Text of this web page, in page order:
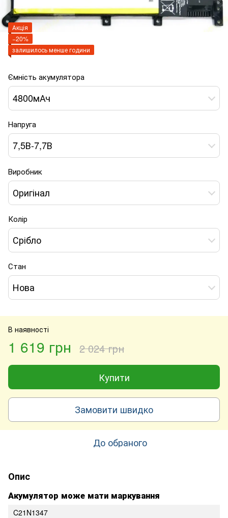
Акція
−20%
залишилось менше години
Ємність акумулятора
4800мАч
Напруга
7,5В-7,7В
Виробник
Оригінал
Колір
Срібло
Стан
Нова
В наявності
1 619 грн 2 024 грн
Купити
Замовити швидко
До обраного
Опис
Акумулятор може мати маркування
C21N1347